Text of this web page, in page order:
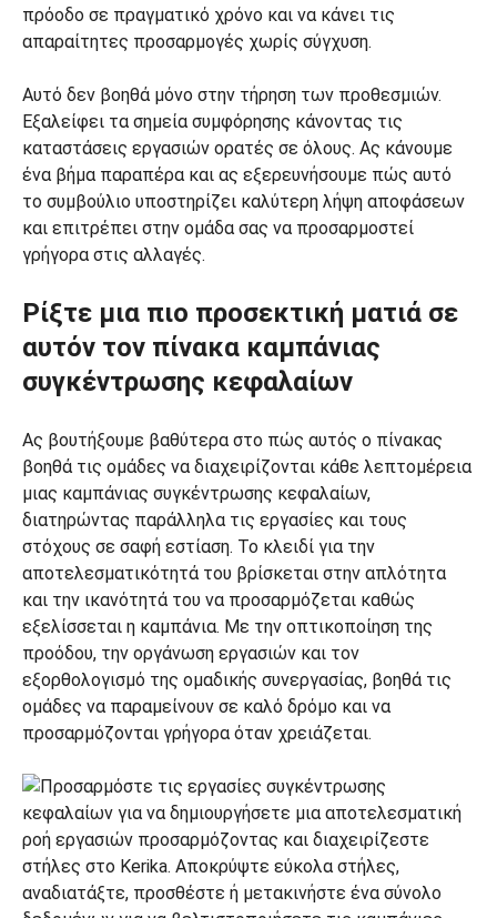
πρόοδο σε πραγματικό χρόνο και να κάνει τις
απαραίτητες προσαρμογές χωρίς σύγχυση.
Αυτό δεν βοηθά μόνο στην τήρηση των προθεσμιών.
Εξαλείφει τα σημεία συμφόρησης κάνοντας τις
καταστάσεις εργασιών ορατές σε όλους. Ας κάνουμε
ένα βήμα παραπέρα και ας εξερευνήσουμε πώς αυτό
το συμβούλιο υποστηρίζει καλύτερη λήψη αποφάσεων
και επιτρέπει στην ομάδα σας να προσαρμοστεί
γρήγορα στις αλλαγές.
Ρίξτε μια πιο προσεκτική ματιά σε
αυτόν τον πίνακα καμπάνιας
συγκέντρωσης κεφαλαίων
Ας βουτήξουμε βαθύτερα στο πώς αυτός ο πίνακας
βοηθά τις ομάδες να διαχειρίζονται κάθε λεπτομέρεια
μιας καμπάνιας συγκέντρωσης κεφαλαίων,
διατηρώντας παράλληλα τις εργασίες και τους
στόχους σε σαφή εστίαση. Το κλειδί για την
αποτελεσματικότητά του βρίσκεται στην απλότητα
και την ικανότητά του να προσαρμόζεται καθώς
εξελίσσεται η καμπάνια. Με την οπτικοποίηση της
προόδου, την οργάνωση εργασιών και τον
εξορθολογισμό της ομαδικής συνεργασίας, βοηθά τις
ομάδες να παραμείνουν σε καλό δρόμο και να
προσαρμόζονται γρήγορα όταν χρειάζεται.